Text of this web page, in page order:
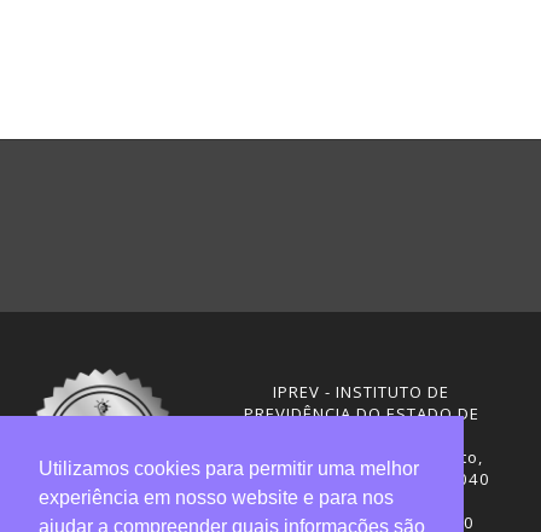
IPREV - INSTITUTO DE
PREVIDÊNCIA DO ESTADO DE
Rua Visconde de Ouro Preto,
291 – Centro - CEP: 88020-040
Florianópolis - SC
Telefones: (48) 3665-4600
Utilizamos cookies para permitir uma melhor
experiência em nosso website e para nos
ajudar a compreender quais informações são